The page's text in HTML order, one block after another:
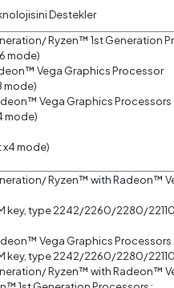
Destekler
Ryzen™ 1st Generation
mode)
Vega Graphics Processor
mode)
Vega Graphics Processors
mode)
x4 mode)
Ryzen™ with Radeon™
key, type 2242/2260/2280/
Vega Graphics Processors
M key, type 2242/2260/2280/
Ryzen™ with Radeon™